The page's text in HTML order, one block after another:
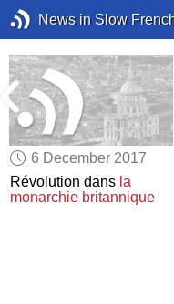
News in Slow
6 December 2017
Révolution dans la
monarchie britannique